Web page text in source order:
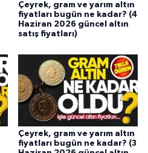
Çeyrek, gram ve yarım altın
fiyatları bugün ne kadar? (4
Haziran 2026 güncel altın
satış fiyatları)
Çeyrek, gram ve yarım altın
fiyatları bugün ne kadar? (3